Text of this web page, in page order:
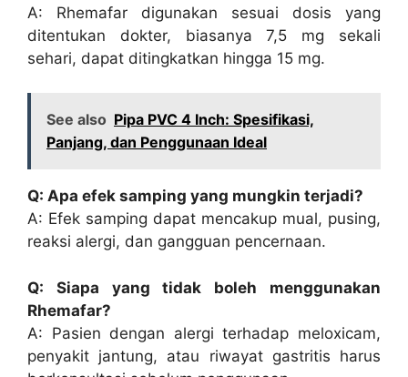
A: Rhemafar digunakan sesuai dosis yang
ditentukan dokter, biasanya 7,5 mg sekali
sehari, dapat ditingkatkan hingga 15 mg.
See also Pipa PVC 4 Inch: Spesifikasi,
Panjang, dan Penggunaan Ideal
Q: Apa efek samping yang mungkin terjadi?
A: Efek samping dapat mencakup mual, pusing,
reaksi alergi, dan gangguan pencernaan.
Q: Siapa yang tidak boleh menggunakan
Rhemafar?
A: Pasien dengan alergi terhadap meloxicam,
penyakit jantung, atau riwayat gastritis harus